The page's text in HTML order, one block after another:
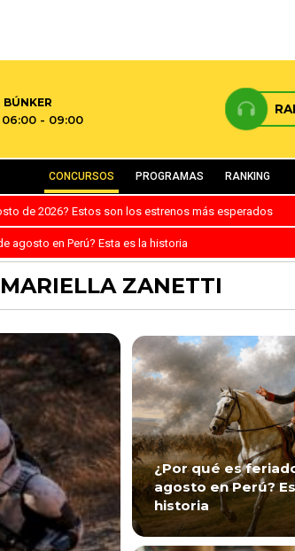
BÚNKER
- 09:00
CONCURSOS PROGRAMAS RANKING
de 2026? Estos son los estrenos más esperados
agosto en Perú? Esta es la historia
ZANETTI
¿Por qué es
agosto en Perú?
historia